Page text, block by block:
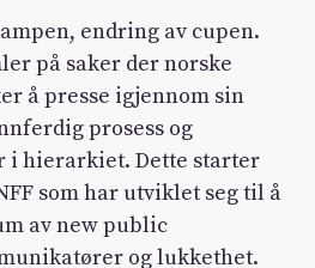
endring av cupen.
på saker der norske
å presse igjennom sin
prosess og
i hierarkiet. Dette starter
som har utviklet seg til å
av new public
og lukkethet.